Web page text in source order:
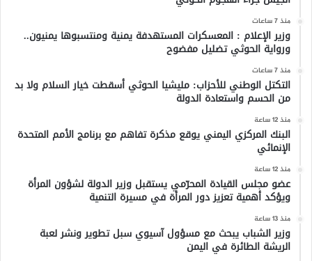
منذ 7 ساعات
وزير الإعلام : المعسكرات المستهدفة يمنية ومنتسبوها يمنيون..
ورواية الحوثي تضليل مفضوح
منذ 7 ساعات
التكتل الوطني للأحزاب: مليشيا الحوثي أسقطت خيار السلام ولا بد
من الحسم واستعادة الدولة
منذ 12 ساعة
البنك المركزي اليمني يوقع مذكرة تفاهم مع برنامج الأمم المتحدة
الإنمائي
منذ 12 ساعة
عضو مجلس القيادة المحرّمي يستقبل وزير الدولة لشؤون المرأة
ويؤكد أهمية تعزيز دور المرأة في مسيرة التنمية
منذ 13 ساعة
وزير الشباب يبحث مع مسؤول آسيوي سبل تطوير ونشر لعبة
الريشة الطائرة في اليمن